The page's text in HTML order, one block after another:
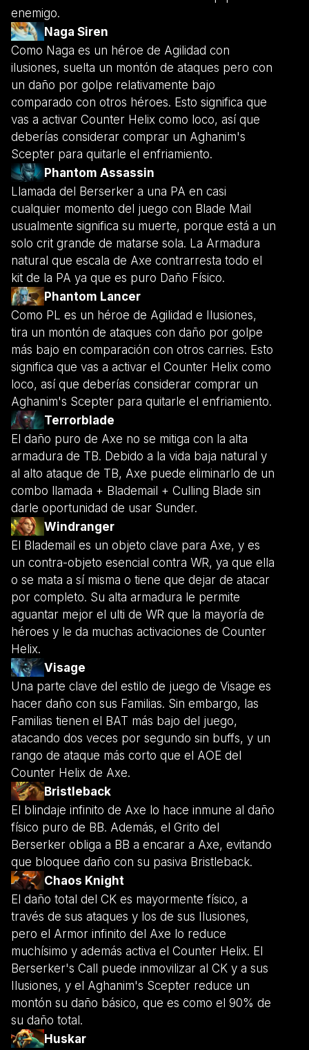
enemigo.
Naga Siren
Como Naga es un héroe de Agilidad con
ilusiones, suelta un montón de ataques pero con
un daño por golpe relativamente bajo
comparado con otros héroes. Esto significa que
vas a activar Counter Helix como loco, así que
deberías considerar comprar un Aghanim's
Scepter para quitarle el enfriamiento.
Phantom Assassin
Llamada del Berserker a una PA en casi
cualquier momento del juego con Blade Mail
usualmente significa su muerte, porque está a un
solo crit grande de matarse sola. La Armadura
natural que escala de Axe contrarresta todo el
kit de la PA ya que es puro Daño Físico.
Phantom Lancer
Como PL es un héroe de Agilidad e Ilusiones,
tira un montón de ataques con daño por golpe
más bajo en comparación con otros carries. Esto
significa que vas a activar el Counter Helix como
loco, así que deberías considerar comprar un
Aghanim's Scepter para quitarle el enfriamiento.
Terrorblade
El daño puro de Axe no se mitiga con la alta
armadura de TB. Debido a la vida baja natural y
al alto ataque de TB, Axe puede eliminarlo de un
combo llamada + Blademail + Culling Blade sin
darle oportunidad de usar Sunder.
Windranger
El Blademail es un objeto clave para Axe, y es
un contra-objeto esencial contra WR, ya que ella
o se mata a sí misma o tiene que dejar de atacar
por completo. Su alta armadura le permite
aguantar mejor el ulti de WR que la mayoría de
héroes y le da muchas activaciones de Counter
Helix.
Visage
Una parte clave del estilo de juego de Visage es
hacer daño con sus Familias. Sin embargo, las
Familias tienen el BAT más bajo del juego,
atacando dos veces por segundo sin buffs, y un
rango de ataque más corto que el AOE del
Counter Helix de Axe.
Bristleback
El blindaje infinito de Axe lo hace inmune al daño
físico puro de BB. Además, el Grito del
Berserker obliga a BB a encarar a Axe, evitando
que bloquee daño con su pasiva Bristleback.
Chaos Knight
El daño total del CK es mayormente físico, a
través de sus ataques y los de sus Ilusiones,
pero el Armor infinito del Axe lo reduce
muchísimo y además activa el Counter Helix. El
Berserker's Call puede inmovilizar al CK y a sus
Ilusiones, y el Aghanim's Scepter reduce un
montón su daño básico, que es como el 90% de
su daño total.
Huskar